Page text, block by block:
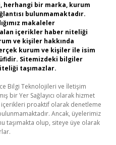
herhangi bir marka, kurum
bulunmamaktadır.
makaleler
içerikler haber niteliği
ve kişiler hakkında
kurum ve kişiler ile isim
Sitemizdeki bilgiler
taşımazlar.
Bilgi Teknolojileri ve İletişim
bir Yer Sağlayıcı olarak hizmet
proaktif olarak denetleme
Ancak, üyelerimiz
taşımakta olup, siteye üye olarak